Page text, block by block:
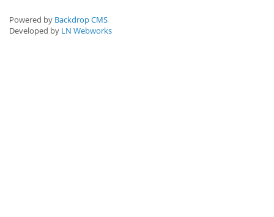
Powered by Backdrop CMS
Developed by LN Webworks